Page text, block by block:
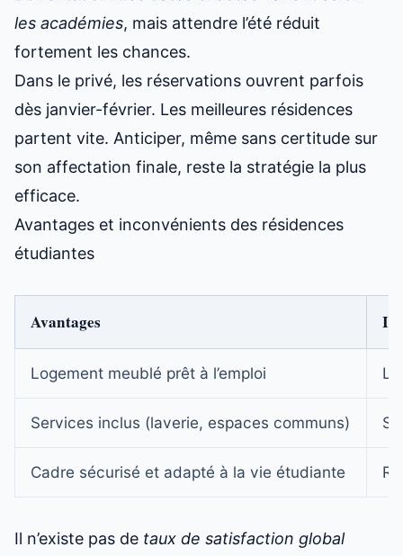
les académies, mais attendre l’été réduit
fortement les chances.
Dans le privé, les réservations ouvrent parfois
dès janvier-février. Les meilleures résidences
partent vite. Anticiper, même sans certitude sur
son affectation finale, reste la stratégie la plus
efficace.
Avantages et inconvénients des résidences
étudiantes
Avantages
Logement meublé prêt à l’emploi
Services inclus (laverie, espaces communs)
Cadre sécurisé et adapté à la vie étudiante
Il n’existe pas de taux de satisfaction global